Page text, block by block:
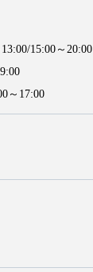
15:00～20:00
～17:00